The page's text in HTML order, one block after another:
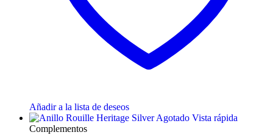
Añadir a la lista de deseos
Agotado Vista rápida
Complementos